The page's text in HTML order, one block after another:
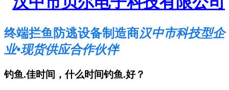
终端拦鱼防逃设备制造商汉中市科技型企
业•现货供应合作伙伴
钓鱼.佳时间，什么时间钓鱼.好？